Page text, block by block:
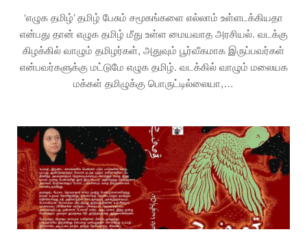
‘எழுக தமிழ்’ தமிழ் பேசும் சமூகங்களை எல்லாம் உள்ளடக்கியதா
என்பது தான் எழுக தமிழ் மீது உள்ள மையவாத அரசியல். வடக்கு
கிழக்கில் வாழும் தமிழர்கள், அதுவும் பூர்வீகமாக இருப்பவர்கள்
என்பவர்களுக்கு மட்டுமே எழுக தமிழ். வடக்கில் வாழும் மலையக
மக்கள் தமிழுக்கு பொருட்டில்லையா,…